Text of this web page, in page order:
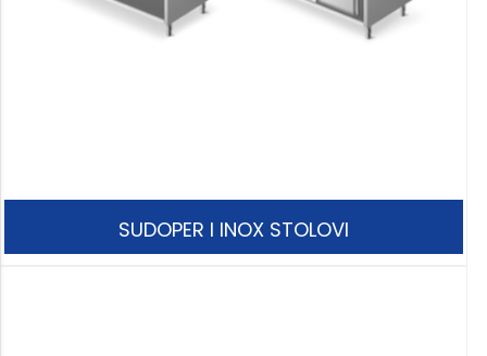
SUDOPER I INOX STOLOVI